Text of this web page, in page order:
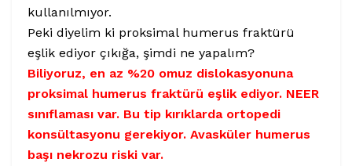
kullanılmıyor.
Peki diyelim ki proksimal humerus fraktürü
eşlik ediyor çıkığa, şimdi ne yapalım?
Biliyoruz, en az %20 omuz dislokasyonuna
proksimal humerus fraktürü eşlik ediyor. NEER
sınıflaması var. Bu tip kırıklarda ortopedi
konsültasyonu gerekiyor. Avasküler humerus
başı nekrozu riski var.